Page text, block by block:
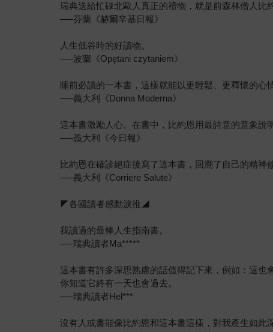
瑞典送給忙碌北歐人真正的禮物，就是前森林僧人比
──芬蘭《赫爾辛基日報》
人生低谷時的好讀物。
──波蘭《Opętani czytaniem》
睡前必讀的一本書，這樣就能以更輕鬆、更釋懷的心
──義大利《Donna Moderna》
這本書激勵人心。在書中，比約恩用最詩意的意象說
──義大利《今日報》
比約恩在確診絕症後寫了這本書，回溯了自己的精神
──義大利《Corriere Salute》
◤各國讀者感動淚推◢
我讀過的最棒人生指南書。
──瑞典讀者Ma*****
這本書有許多深思熟慮的話值得記下來，例如：這
你知道它終有一天也會過去。
──瑞典讀者Hel***
沒有人或書能像比約恩和這本書這樣，對我產生如